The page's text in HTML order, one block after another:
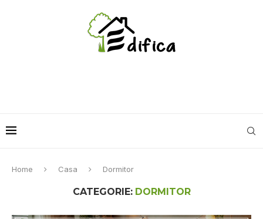
Home Casa Dormitor
CATEGORIE: DORMITOR